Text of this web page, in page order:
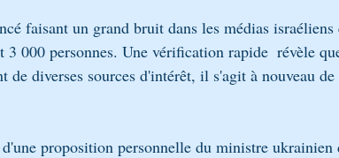
faisant un grand bruit dans les médias
3 000 personnes. Une vérification rapide  révèle
de diverses sources d'intérêt, il s'agit à nouveau
proposition personnelle du ministre ukrainien